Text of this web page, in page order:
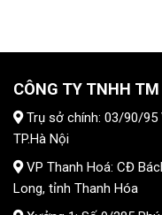
CÔNG TY TNHH
Trụ sở chính: 03/90/95
TP.Hà Nội
VP Thanh Hoá: CĐ
Long, tỉnh Thanh Hóa